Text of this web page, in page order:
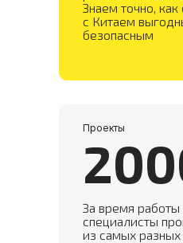
За время
специалисты
из самых разных
Проекты
Знаем точно,
с Китаем
безопасным
Наши услуги